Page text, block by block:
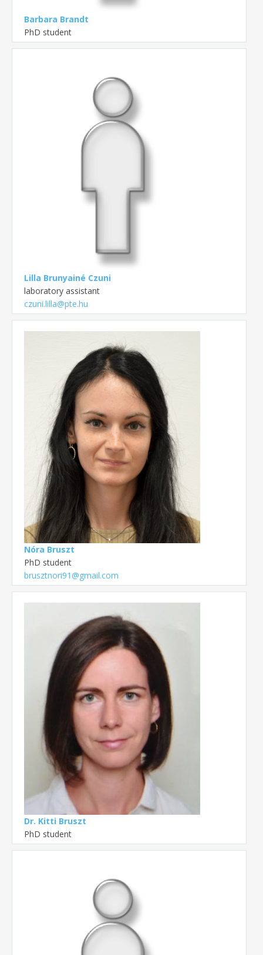
Barbara Brandt
PhD student
Lilla Brunyainé Czuni
laboratory assistant
czuni.lilla@pte.hu
Nóra Bruszt
PhD student
brusztnori91@gmail.com
Dr. Kitti Bruszt
PhD student